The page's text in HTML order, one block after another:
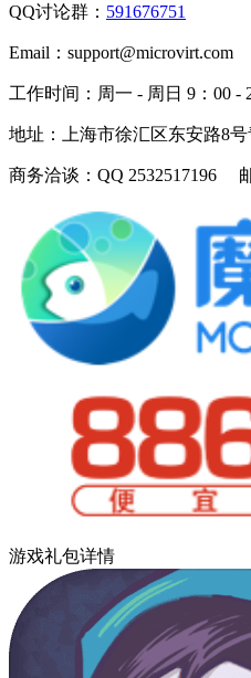
QQ讨论群： 591676751
Email： support@microvirt.com
工作时间： 周一 - 周日 9：00 -
地址： 上海市徐汇区东安路8
商务洽谈： QQ 2532517196
游戏礼包详情